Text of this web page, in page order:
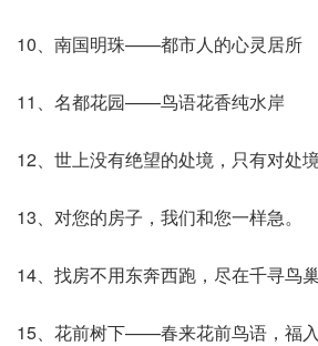
10、南国明珠——都市人的心灵居所
11、名都花园——鸟语花香纯水岸
12、世上没有绝望的处境，只有对处境
13、对您的房子，我们和您一样急。
14、找房不用东奔西跑，尽在千寻鸟巢
15、花前树下——春来花前鸟语，福